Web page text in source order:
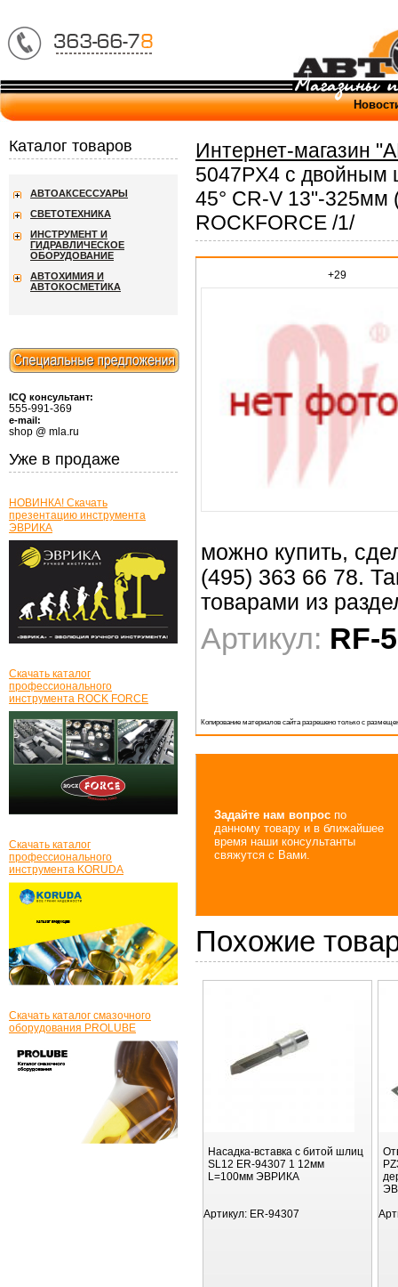
Интернет-магазин
5047PX4 с двойным
45° CR-V 13"-325мм
ROCKFORCE /1/
+29
можно купить,
(495) 363 66 78.
товарами из
Артикул: RF-
Копирование материалов сайта разрешено только с
Задайте нам вопрос по
данному товару и в ближайшее
время наши консультанты
свяжутся с Вами.
Похожие
Насадка-вставка с битой шлиц
SL12 ER-94307 1 12мм
L=100мм ЭВРИКА
Артикул: ER-94307
Каталог товаров
АВТОАКСЕССУАРЫ
СВЕТОТЕХНИКА
ИНСТРУМЕНТ И
ГИДРАВЛИЧЕСКОЕ
ОБОРУДОВАНИЕ
АВТОХИМИЯ И
АВТОКОСМЕТИКА
ICQ консультант:
555-991-369
e-mail:
shop @ mla.ru
Уже в продаже
НОВИНКА! Скачать
презентацию инструмента
ЭВРИКА
Скачать каталог
профессионального
инструмента ROCK FORCE
Скачать каталог
профессионального
инструмента KORUDA
Скачать каталог смазочного
оборудования PROLUBE